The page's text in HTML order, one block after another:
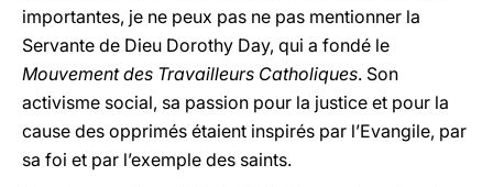
importantes, je ne peux pas ne pas mentionner la
Servante de Dieu Dorothy Day, qui a fondé le
Mouvement des Travailleurs Catholiques. Son
activisme social, sa passion pour la justice et pour la
cause des opprimés étaient inspirés par l’Evangile, par
sa foi et par l’exemple des saints.